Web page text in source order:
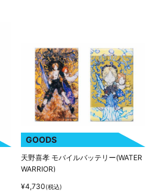
GOODS
天野喜孝 モバイルバッテリー(WATER
WARRIOR)
¥4,730(税込)